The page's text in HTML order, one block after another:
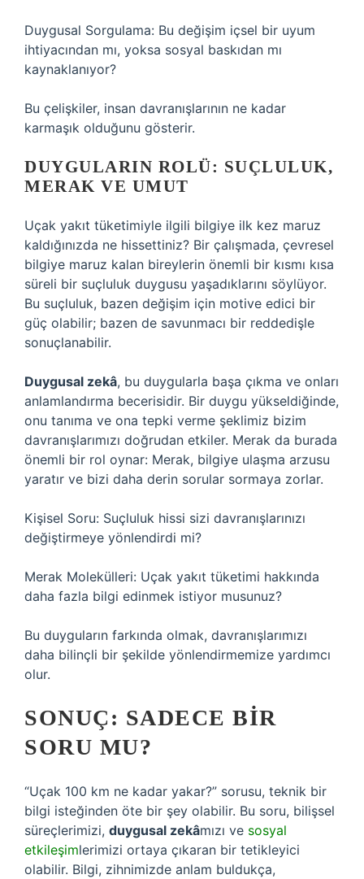
Duygusal Sorgulama: Bu değişim içsel bir uyum
ihtiyacından mı, yoksa sosyal baskıdan mı
kaynaklanıyor?
Bu çelişkiler, insan davranışlarının ne kadar
karmaşık olduğunu gösterir.
DUYGULARIN ROLÜ: SUÇLULUK,
MERAK VE UMUT
Uçak yakıt tüketimiyle ilgili bilgiye ilk kez maruz
kaldığınızda ne hissettiniz? Bir çalışmada, çevresel
bilgiye maruz kalan bireylerin önemli bir kısmı kısa
süreli bir suçluluk duygusu yaşadıklarını söylüyor.
Bu suçluluk, bazen değişim için motive edici bir
güç olabilir; bazen de savunmacı bir reddedişle
sonuçlanabilir.
Duygusal zekâ, bu duygularla başa çıkma ve onları
anlamlandırma becerisidir. Bir duygu yükseldiğinde,
onu tanıma ve ona tepki verme şeklimiz bizim
davranışlarımızı doğrudan etkiler. Merak da burada
önemli bir rol oynar: Merak, bilgiye ulaşma arzusu
yaratır ve bizi daha derin sorular sormaya zorlar.
Kişisel Soru: Suçluluk hissi sizi davranışlarınızı
değiştirmeye yönlendirdi mi?
Merak Molekülleri: Uçak yakıt tüketimi hakkında
daha fazla bilgi edinmek istiyor musunuz?
Bu duyguların farkında olmak, davranışlarımızı
daha bilinçli bir şekilde yönlendirmemize yardımcı
olur.
SONUÇ: SADECE BIR
SORU MU?
“Uçak 100 km ne kadar yakar?” sorusu, teknik bir
bilgi isteğinden öte bir şey olabilir. Bu soru, bilişsel
süreçlerimizi, duygusal zekâmızı ve sosyal
etkileşimlerimizi ortaya çıkaran bir tetikleyici
olabilir. Bilgi, zihnimizde anlam buldukça,